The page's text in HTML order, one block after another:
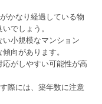
かなり経過している物
でしょう。
小規模なマンション
向があります。
がしやすい可能性が高
際には、築年数に注意